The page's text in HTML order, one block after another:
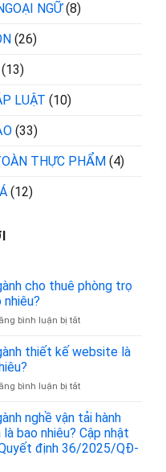
NGỮ(8)
(26)
(13)
LUẬT (10)
(33)
THỰC PHẨM (4)
(12)
cho thuê phòng trọ
nhiêu?
bình luận bị tắtở
ngành
phòng
là
bao
nhiêu?
thiết kế website là
bình luận bị tắtở
ngành
thiết
kế
website
nghề vận tải hành
là bao nhiêu? Cập nhật
định 36/2025/QĐ-